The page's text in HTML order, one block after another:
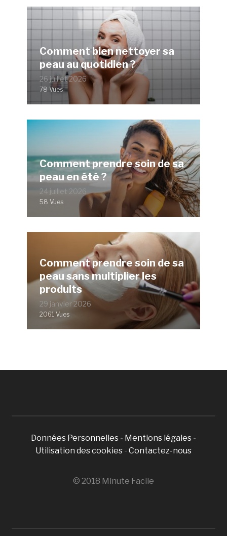
Comment bien nettoyer sa
peau au quotidien ?
26 juillet 2026
78 Vues
Comment prendre soin de sa
peau en été ?
24 juillet 2026
58 Vues
Comment prendre soin de sa
peau sans multiplier les
produits
29 janvier 2026
2061 Vues
Données Personnelles - Mentions légales -
Utilisation des cookies - Contactez-nous
© 2018 Minute Facile